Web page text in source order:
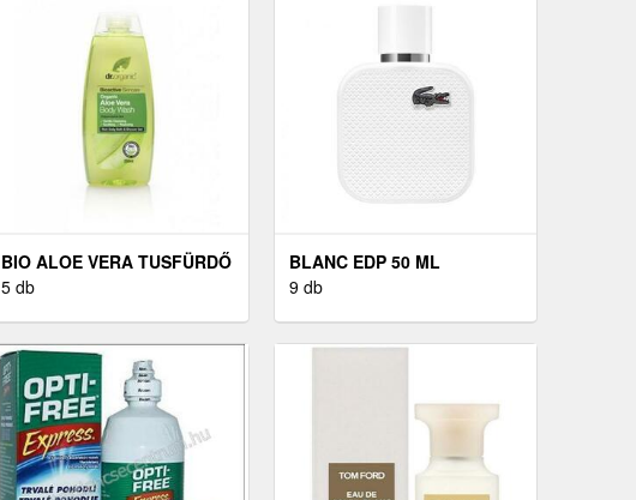
BIO ALOE VERA TUSFÜRDŐ
250 ML
5 db
BLANC EDP 50 ML
9 db